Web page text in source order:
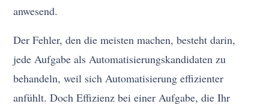
anwesend.
Der Fehler, den die meisten machen, besteht darin,
jede Aufgabe als Automatisierungskandidaten zu
behandeln, weil sich Automatisierung effizienter
anfühlt. Doch Effizienz bei einer Aufgabe, die Ihr